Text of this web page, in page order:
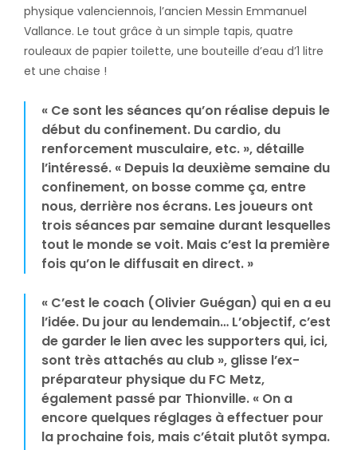
physique valenciennois, l’ancien Messin Emmanuel
Vallance. Le tout grâce à un simple tapis, quatre
rouleaux de papier toilette, une bouteille d’eau d’1 litre
et une chaise !
« Ce sont les séances qu’on réalise depuis le
début du confinement. Du cardio, du
renforcement musculaire, etc. », détaille
l’intéressé. « Depuis la deuxième semaine du
confinement, on bosse comme ça, entre
nous, derrière nos écrans. Les joueurs ont
trois séances par semaine durant lesquelles
tout le monde se voit. Mais c’est la première
fois qu’on le diffusait en direct. »
« C’est le coach (Olivier Guégan) qui en a eu
l’idée. Du jour au lendemain… L’objectif, c’est
de garder le lien avec les supporters qui, ici,
sont très attachés au club », glisse l’ex-
préparateur physique du FC Metz,
également passé par Thionville. « On a
encore quelques réglages à effectuer pour
la prochaine fois, mais c’était plutôt sympa.